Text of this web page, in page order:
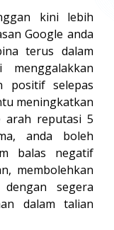
kini lebih
Google anda
terus dalam
positif selepas
meningkatkan
arah reputasi 5
anda boleh
balas negatif
membolehkan
segera
dalam talian